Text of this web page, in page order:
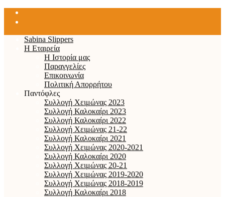
Sabina Slippers
Η Εταιρεία
Η Ιστορία μας
Παραγγελίες
Επικοινωνία
Πολιτική Απορρήτου
Παντόφλες
Συλλογή Χειμώνας 2023
Συλλογή Καλοκαίρι 2023
Συλλογή Καλοκαίρι 2022
Συλλογή Χειμώνας 21-22
Συλλογή Καλοκαίρι 2021
Συλλογή Χειμώνας 2020-2021
Συλλογή Καλοκαίρι 2020
Συλλογή Χειμώνας 20-21
Συλλογή Χειμώνας 2019-2020
Συλλογή Χειμώνας 2018-2019
Συλλογή Καλοκαίρι 2018